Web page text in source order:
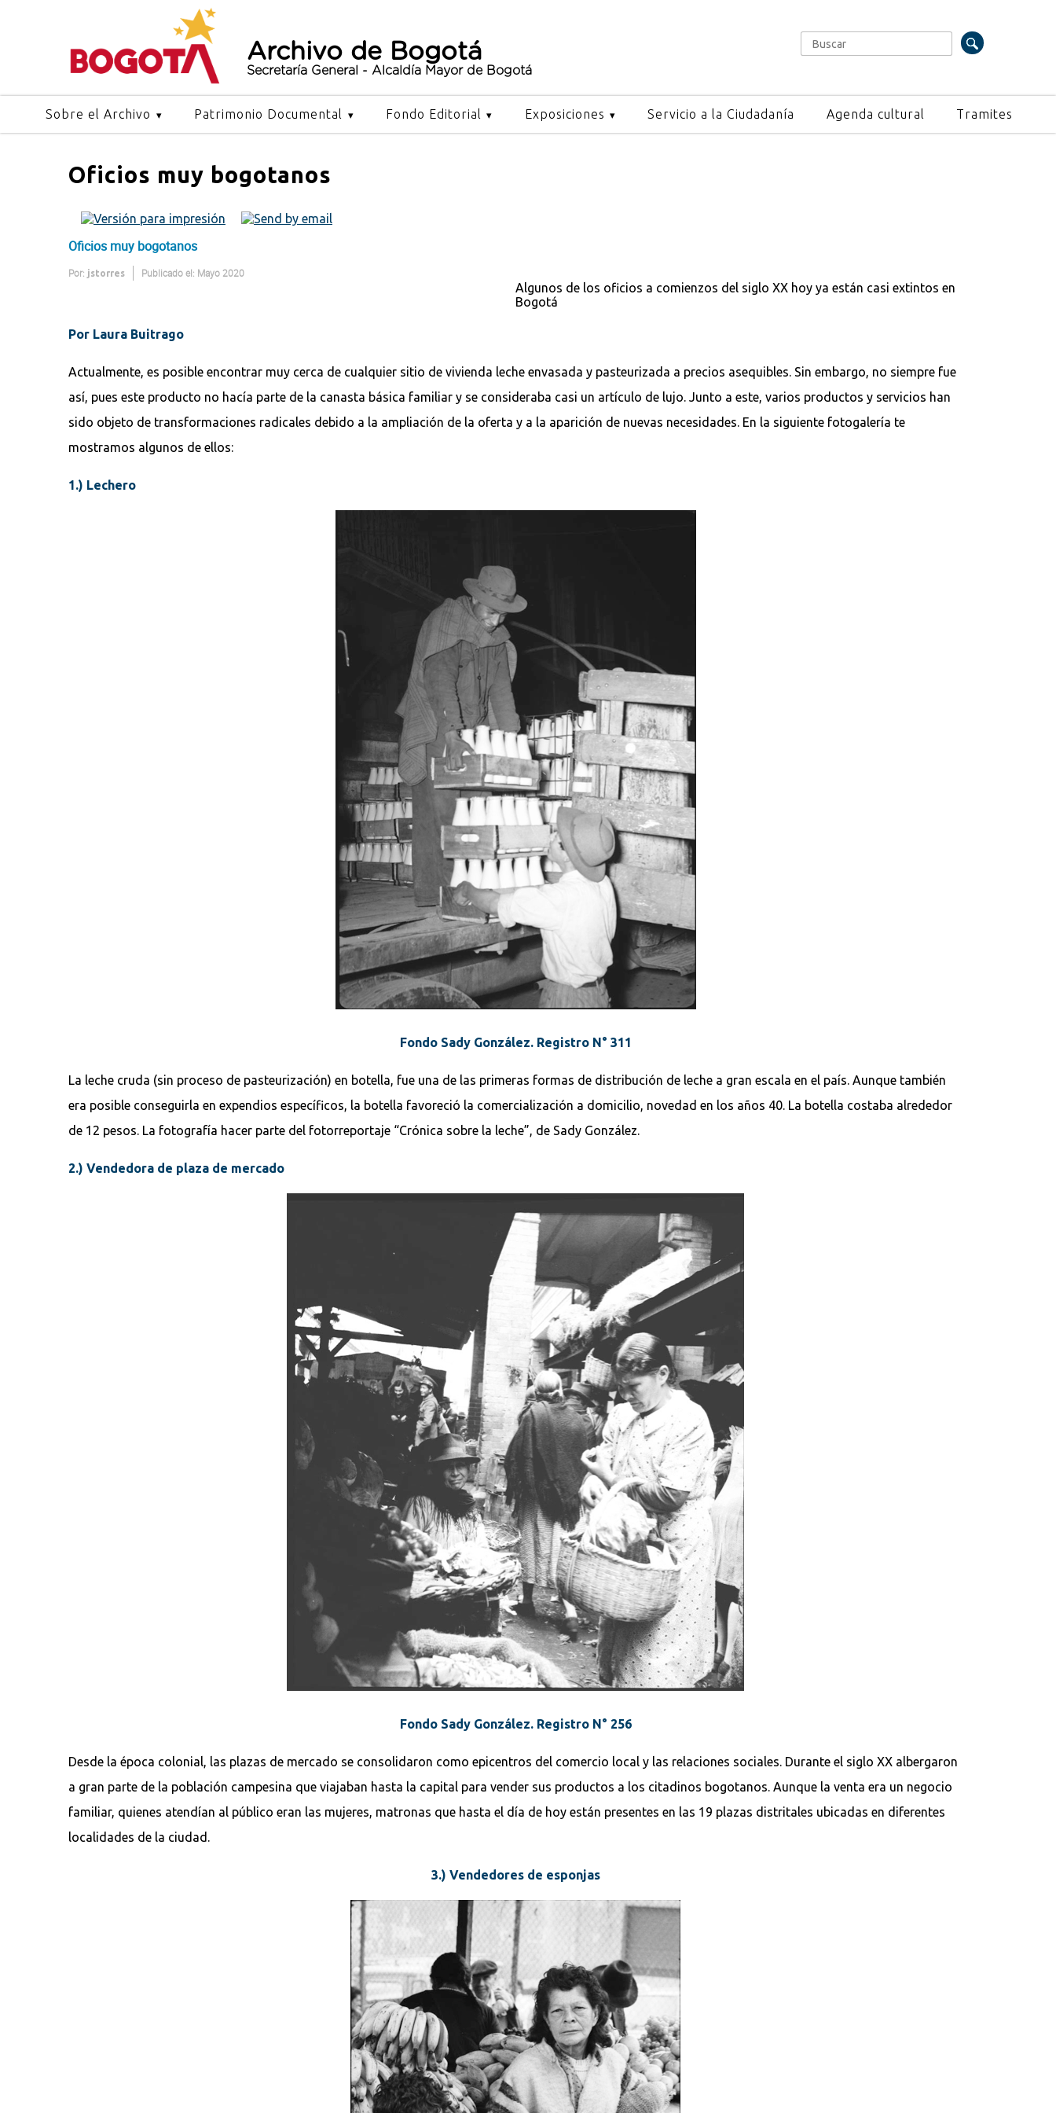
Archivo de Bogotá
Secretaría General - Alcaldía Mayor de Bogotá
Formulario de búsqueda
Buscar
Sobre el Archivo Patrimonio Documental Fondo Editorial Exposiciones Servicio a la Ciudadanía Agenda cultural Tramites
Oficios muy bogotanos
Oficios muy bogotanos
Por: jstorres Publicado el: Mayo 2020
Algunos de los oficios a comienzos del siglo XX hoy ya están casi extintos en
Bogotá
Por Laura Buitrago
Actualmente, es posible encontrar muy cerca de cualquier sitio de vivienda leche envasada y pasteurizada a precios asequibles. Sin embargo, no siempre fue
así, pues este producto no hacía parte de la canasta básica familiar y se consideraba casi un artículo de lujo. Junto a este, varios productos y servicios han
sido objeto de transformaciones radicales debido a la ampliación de la oferta y a la aparición de nuevas necesidades. En la siguiente fotogalería te
mostramos algunos de ellos:
1.) Lechero
Fondo Sady González. Registro N° 311
La leche cruda (sin proceso de pasteurización) en botella, fue una de las primeras formas de distribución de leche a gran escala en el país. Aunque también
era posible conseguirla en expendios específicos, la botella favoreció la comercialización a domicilio, novedad en los años 40. La botella costaba alrededor
de 12 pesos. La fotografía hacer parte del fotorreportaje “Crónica sobre la leche”, de Sady González.
2.) Vendedora de plaza de mercado
Fondo Sady González. Registro N° 256
Desde la época colonial, las plazas de mercado se consolidaron como epicentros del comercio local y las relaciones sociales. Durante el siglo XX albergaron
a gran parte de la población campesina que viajaban hasta la capital para vender sus productos a los citadinos bogotanos. Aunque la venta era un negocio
familiar, quienes atendían al público eran las mujeres, matronas que hasta el día de hoy están presentes en las 19 plazas distritales ubicadas en diferentes
localidades de la ciudad.
3.) Vendedores de esponjas